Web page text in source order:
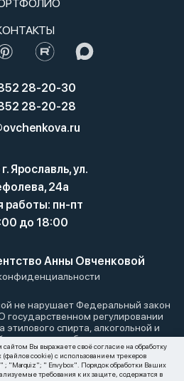
28-20-30
28-20-28
Ярославль, ул.
24а
работы: пн-пт
до 18:00
Анны Овченковой
не нарушает Федеральный закон
государственном регулировании
этилового спирта, алкогольной и
и об ограничении
алкогольной продукции»: мы не
торговлю алкоголем. Все
на этом сайте, носят
Вы выражаете своё согласие на обработку
cookie) с использованием трекеров
; "Marquiz"; " Envybox". Порядок обработки Ваших
требования к их защите, содержатся в